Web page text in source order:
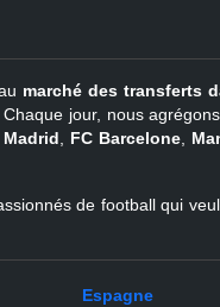
marché des transferts
jour, nous
Madrid, FC Barcelone,
de football qui
Espagne